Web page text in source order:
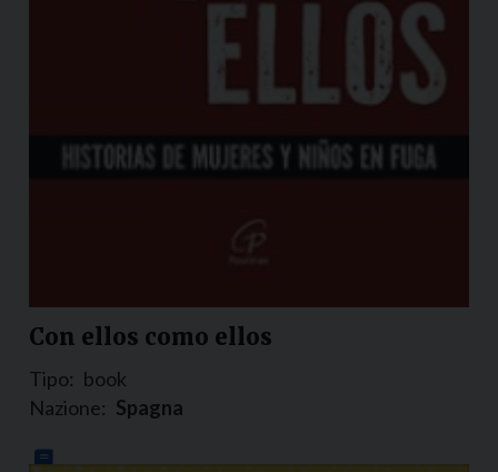
Con ellos como ellos
Tipo: book
Nazione: Spagna